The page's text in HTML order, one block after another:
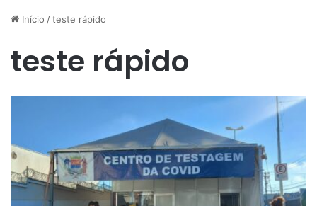
Início /teste rápido
teste rápido